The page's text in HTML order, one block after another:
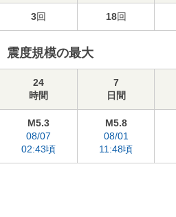
3回 18回
震度規模の最大
24
時間
7
日間
M5.3
08/07
02:43頃
M5.8
08/01
11:48頃